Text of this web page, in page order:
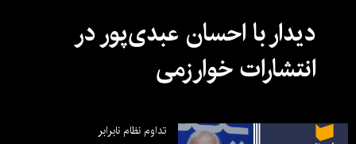
دیدار با احسان عبدی‌پور در
انتشارات خوارزمی
تداوم نظام نابرابر